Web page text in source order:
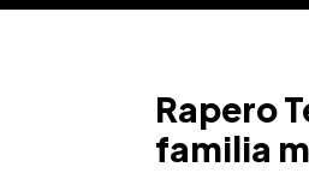
Rapero
familia